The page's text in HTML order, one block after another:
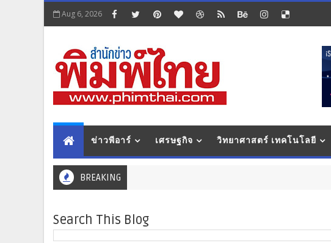
Aug 6, 2026
ข่าวพีอาร์ เศรษฐกิจ วิทยาศาสตร์ เทคโนโลยี
BREAKING
Search This Blog